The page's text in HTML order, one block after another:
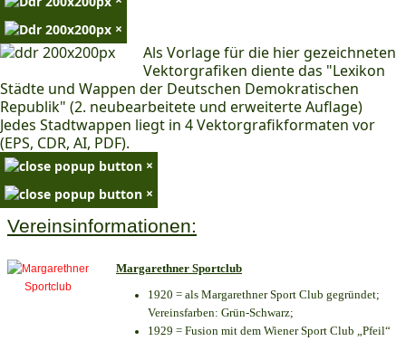
×
Als Vorlage für die hier gezeichneten
Vektorgrafiken diente das "Lexikon
Städte und Wappen der Deutschen Demokratischen
Republik" (2. neubearbeitete und erweiterte Auflage)
Jedes Stadtwappen liegt in 4 Vektorgrafikformaten vor
(EPS, CDR, AI, PDF).
×
×
Vereinsinformationen:
Margarethner Sportclub
1920 = als Margarethner Sport Club gegründet;
Vereinsfarben: Grün-Schwarz;
1929 = Fusion mit dem Wiener Sport Club „Pfeil“